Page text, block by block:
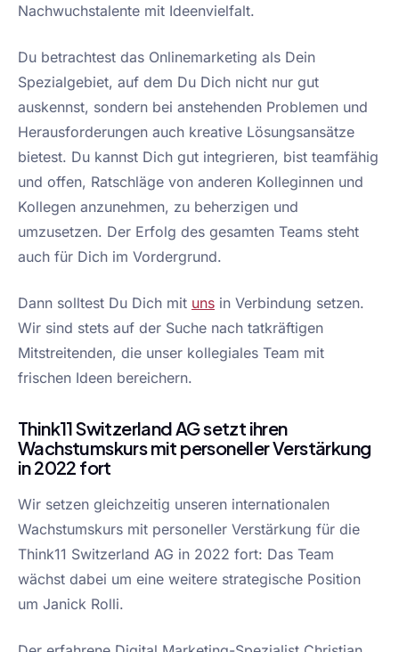
Nachwuchstalente mit Ideenvielfalt.
Du betrachtest das Onlinemarketing als Dein
Spezialgebiet, auf dem Du Dich nicht nur gut
auskennst, sondern bei anstehenden Problemen und
Herausforderungen auch kreative Lösungsansätze
bietest. Du kannst Dich gut integrieren, bist teamfähig
und offen, Ratschläge von anderen Kolleginnen und
Kollegen anzunehmen, zu beherzigen und
umzusetzen. Der Erfolg des gesamten Teams steht
auch für Dich im Vordergrund.
Dann solltest Du Dich mit uns in Verbindung setzen.
Wir sind stets auf der Suche nach tatkräftigen
Mitstreitenden, die unser kollegiales Team mit
frischen Ideen bereichern.
Think11 Switzerland AG setzt ihren
Wachstumskurs mit personeller Verstärkung
in 2022 fort
Wir setzen gleichzeitig unseren internationalen
Wachstumskurs mit personeller Verstärkung für die
Think11 Switzerland AG in 2022 fort: Das Team
wächst dabei um eine weitere strategische Position
um Janick Rolli.